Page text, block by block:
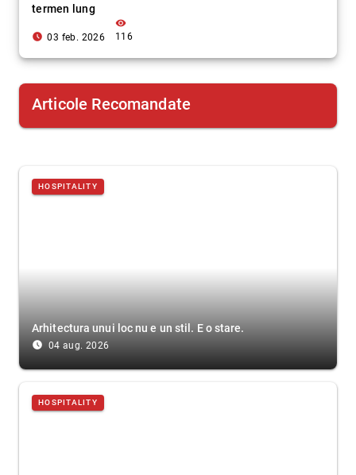
termen lung
access_time_filled 03 feb. 2026
visibility
116
Articole Recomandate
HOSPITALITY
Arhitectura unui loc nu e un stil. E o stare.
access_time_filled 04 aug. 2026
HOSPITALITY